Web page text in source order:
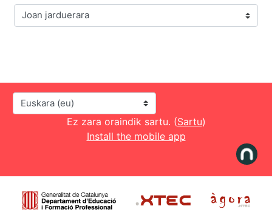
Joan jarduerara
Hizkuntza
Ez zara oraindik sartu. (Sartu)
Install the mobile app